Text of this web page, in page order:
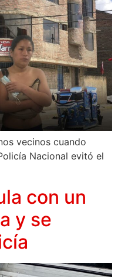
vecinos cuando
Nacional evitó el
con un
y se